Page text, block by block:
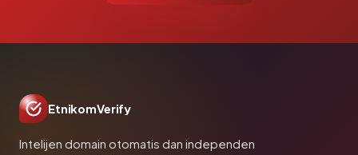
EtnikomVerify
Intelijen domain otomatis dan independen